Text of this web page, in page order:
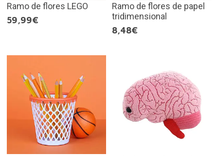
Ramo de flores LEGO
59,99€
Ramo de flores de papel
tridimensional
8,48€